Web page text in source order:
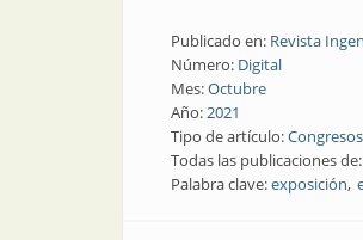
Publicado en: Revista
Número: Digital
Mes:Octubre
Año:2021
Tipo de artículo:
Todas las publicaciones de:
Palabra clave:exposición